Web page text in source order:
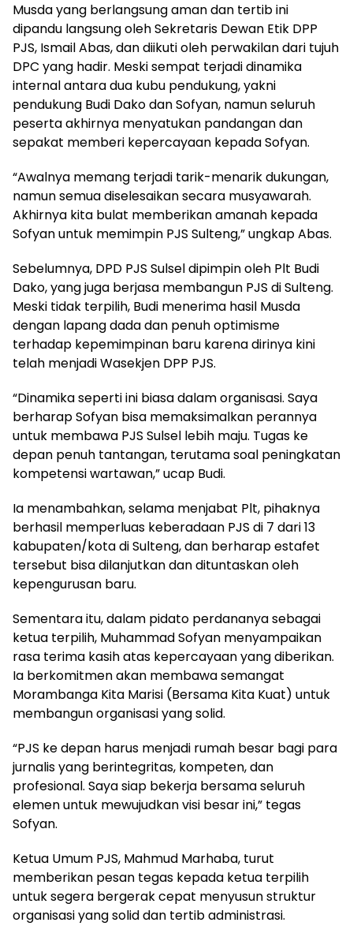
Musda yang berlangsung aman dan tertib ini
dipandu langsung oleh Sekretaris Dewan Etik DPP
PJS, Ismail Abas, dan diikuti oleh perwakilan dari tujuh
DPC yang hadir. Meski sempat terjadi dinamika
internal antara dua kubu pendukung, yakni
pendukung Budi Dako dan Sofyan, namun seluruh
peserta akhirnya menyatukan pandangan dan
sepakat memberi kepercayaan kepada Sofyan.
“Awalnya memang terjadi tarik-menarik dukungan,
namun semua diselesaikan secara musyawarah.
Akhirnya kita bulat memberikan amanah kepada
Sofyan untuk memimpin PJS Sulteng,” ungkap Abas.
Sebelumnya, DPD PJS Sulsel dipimpin oleh Plt Budi
Dako, yang juga berjasa membangun PJS di Sulteng.
Meski tidak terpilih, Budi menerima hasil Musda
dengan lapang dada dan penuh optimisme
terhadap kepemimpinan baru karena dirinya kini
telah menjadi Wasekjen DPP PJS.
“Dinamika seperti ini biasa dalam organisasi. Saya
berharap Sofyan bisa memaksimalkan perannya
untuk membawa PJS Sulsel lebih maju. Tugas ke
depan penuh tantangan, terutama soal peningkatan
kompetensi wartawan,” ucap Budi.
Ia menambahkan, selama menjabat Plt, pihaknya
berhasil memperluas keberadaan PJS di 7 dari 13
kabupaten/kota di Sulteng, dan berharap estafet
tersebut bisa dilanjutkan dan dituntaskan oleh
kepengurusan baru.
Sementara itu, dalam pidato perdananya sebagai
ketua terpilih, Muhammad Sofyan menyampaikan
rasa terima kasih atas kepercayaan yang diberikan.
Ia berkomitmen akan membawa semangat
Morambanga Kita Marisi (Bersama Kita Kuat) untuk
membangun organisasi yang solid.
“PJS ke depan harus menjadi rumah besar bagi para
jurnalis yang berintegritas, kompeten, dan
profesional. Saya siap bekerja bersama seluruh
elemen untuk mewujudkan visi besar ini,” tegas
Sofyan.
Ketua Umum PJS, Mahmud Marhaba, turut
memberikan pesan tegas kepada ketua terpilih
untuk segera bergerak cepat menyusun struktur
organisasi yang solid dan tertib administrasi.